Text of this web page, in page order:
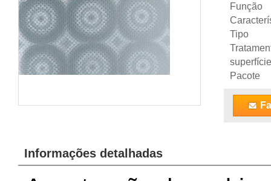
Função
Tipo
superfície
Pacote
Informações detalhadas